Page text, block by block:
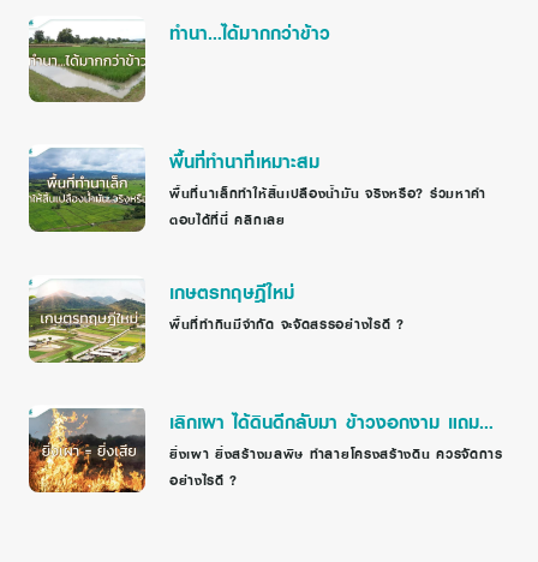
ทำนา…ได้มากกว่าข้าว
พื้นที่ทำนาที่เหมาะสม
พื้นที่นาเล็กทำให้สิ้นเปลืองน้ำมัน จริงหรือ? ร่วมหาคำ
ตอบได้ที่นี่ คลิกเลย
เกษตรทฤษฎีใหม่
พื้นที่ทำกินมีจำกัด จะจัดสรรอย่างไรดี ?
เลิกเผา ได้ดินดีกลับมา ข้าวงอกงาม แถม
รายได้เพิ่ม
ยิ่งเผา ยิ่งสร้างมลพิษ ทำลายโครงสร้างดิน ควรจัดการ
อย่างไรดี ?